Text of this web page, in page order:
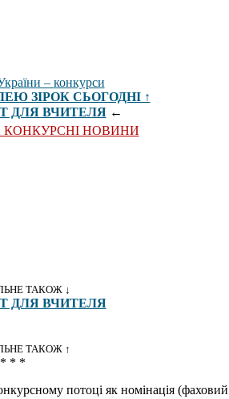
ЗІРОК СЬОГОДНІ ↑
ДЛЯ ВЧИТЕЛЯ←
КОНКУРСНІ НОВИНИ
ТАКОЖ ↓
ДЛЯ ВЧИТЕЛЯ
ТАКОЖ ↑
* * *
потоці як номінація